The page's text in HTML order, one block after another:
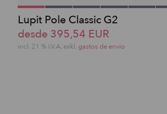
Lupit Pole Classic G2
desde 395,54 EUR
incl. 21 % I.V.A. exkl. gastos de envio